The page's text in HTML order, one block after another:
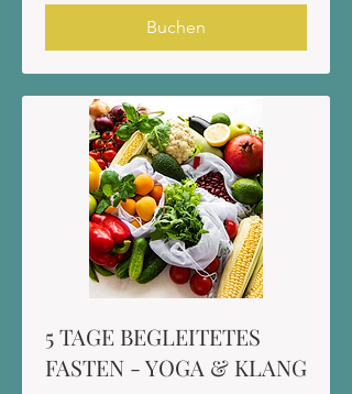
Buchen
5 TAGE BEGLEITETES
FASTEN - YOGA & KLANG